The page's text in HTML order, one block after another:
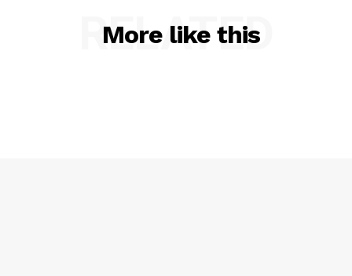
More like this
RELATED